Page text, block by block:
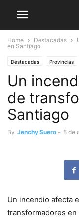
Home Destacadas
en Santiago
Destacadas Provincias
Un
de
Santiago
By Jenchy Suero - 8 de
Un incendio afecta
transformadores en